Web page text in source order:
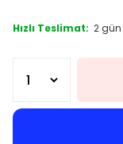
Hızlı Teslimat: 2